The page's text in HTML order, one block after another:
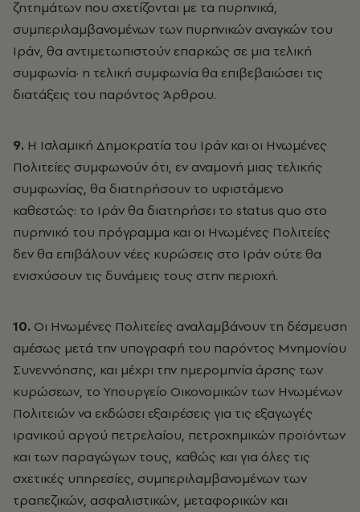
ζητημάτων που σχετίζονται με τα πυρηνικά,
συμπεριλαμβανομένων των πυρηνικών αναγκών του
Ιράν, θα αντιμετωπιστούν επαρκώς σε μια τελική
συμφωνία· η τελική συμφωνία θα επιβεβαιώσει τις
διατάξεις του παρόντος Άρθρου.
9. Η Ισλαμική Δημοκρατία του Ιράν και οι Ηνωμένες
Πολιτείες συμφωνούν ότι, εν αναμονή μιας τελικής
συμφωνίας, θα διατηρήσουν το υφιστάμενο
καθεστώς: το Ιράν θα διατηρήσει το status quo στο
πυρηνικό του πρόγραμμα και οι Ηνωμένες Πολιτείες
δεν θα επιβάλουν νέες κυρώσεις στο Ιράν ούτε θα
ενισχύσουν τις δυνάμεις τους στην περιοχή.
10. Οι Ηνωμένες Πολιτείες αναλαμβάνουν τη δέσμευση
αμέσως μετά την υπογραφή του παρόντος Μνημονίου
Συνεννόησης, και μέχρι την ημερομηνία άρσης των
κυρώσεων, το Υπουργείο Οικονομικών των Ηνωμένων
Πολιτειών να εκδώσει εξαιρέσεις για τις εξαγωγές
ιρανικού αργού πετρελαίου, πετροχημικών προϊόντων
και των παραγώγων τους, καθώς και για όλες τις
σχετικές υπηρεσίες, συμπεριλαμβανομένων των
τραπεζικών, ασφαλιστικών, μεταφορικών και